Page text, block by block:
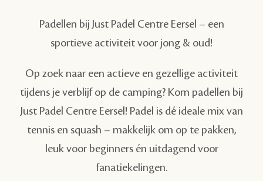
Padellen bij Just Padel Centre Eersel – een
sportieve activiteit voor jong & oud!
Op zoek naar een actieve en gezellige activiteit
tijdens je verblijf op de camping? Kom padellen bij
Just Padel Centre Eersel! Padel is dé ideale mix van
tennis en squash – makkelijk om op te pakken,
leuk voor beginners én uitdagend voor
fanatiekelingen.